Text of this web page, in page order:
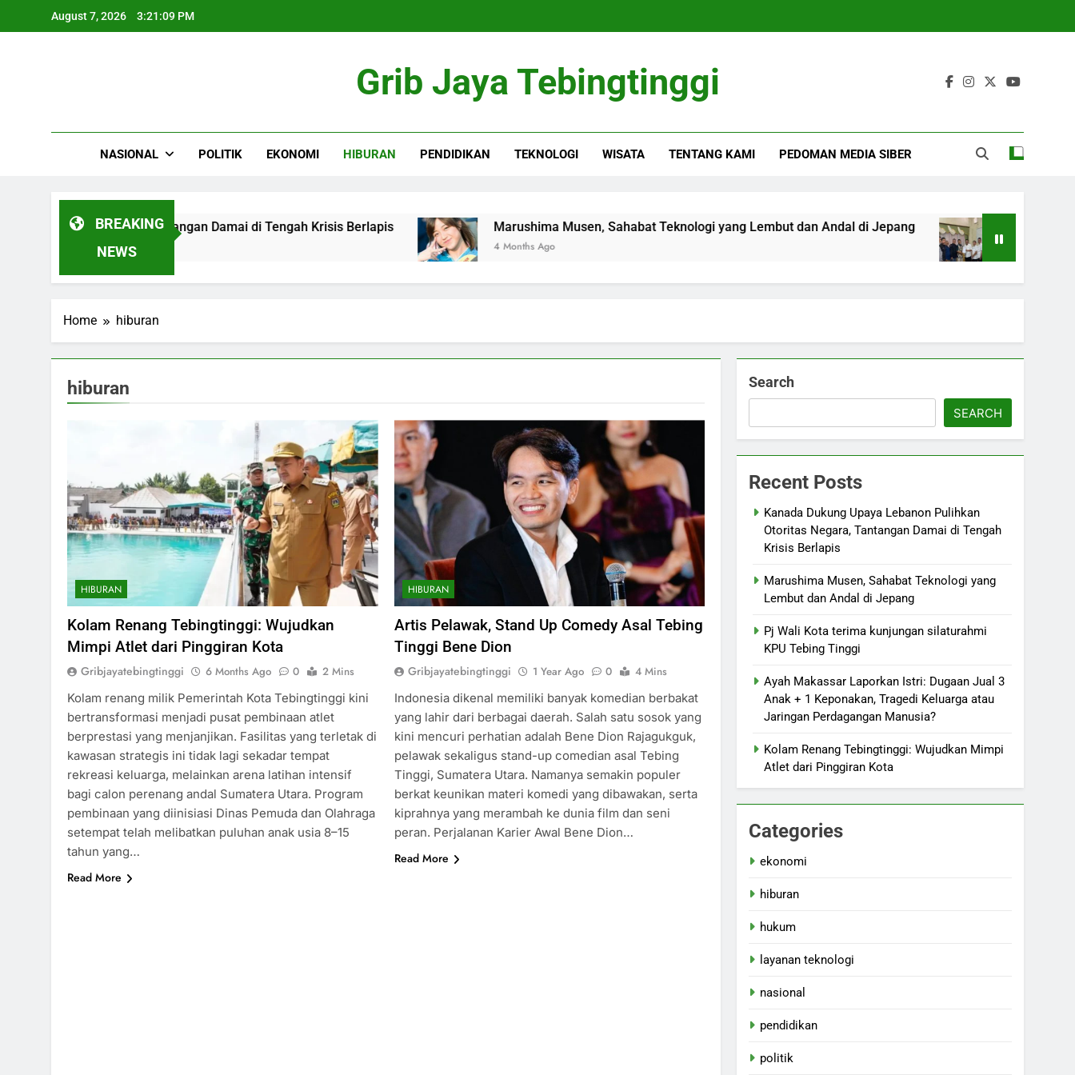
August 7, 2026 3:21:10 PM
Grib Jaya Tebingtinggi
NASIONAL POLITIK EKONOMI HIBURAN PENDIDIKAN TEKNOLOGI WISATA TENTANG KAMI PEDOMAN MEDIA SIBER
BREAKING
NEWS
Otoritas Negara, Tantangan Damai di Tengah Krisis Berlapis Marushima Musen, Sahabat Teknologi yang Lembut dan Andal di Jepang
4 Months Ago
Pj Wali Kota
4 Months Ago
Home hiburan
hiburan
HIBURAN
Kolam Renang Tebingtinggi: Wujudkan
Mimpi Atlet dari Pinggiran Kota
Gribjayatebingtinggi 6 Months Ago 0
2 Mins
Kolam renang milik Pemerintah Kota Tebingtinggi kini
bertransformasi menjadi pusat pembinaan atlet
berprestasi yang menjanjikan. Fasilitas yang terletak di
kawasan strategis ini tidak lagi sekadar tempat
rekreasi keluarga, melainkan arena latihan intensif
bagi calon perenang andal Sumatera Utara. Program
pembinaan yang diinisiasi Dinas Pemuda dan Olahraga
setempat telah melibatkan puluhan anak usia 8–15
tahun yang…
Read More
HIBURAN
Artis Pelawak, Stand Up Comedy Asal Tebing
Tinggi Bene Dion
Gribjayatebingtinggi 1 Year Ago 0
4 Mins
Indonesia dikenal memiliki banyak komedian berbakat
yang lahir dari berbagai daerah. Salah satu sosok yang
kini mencuri perhatian adalah Bene Dion Rajagukguk,
pelawak sekaligus stand-up comedian asal Tebing
Tinggi, Sumatera Utara. Namanya semakin populer
berkat keunikan materi komedi yang dibawakan, serta
kiprahnya yang merambah ke dunia film dan seni
peran. Perjalanan Karier Awal Bene Dion…
Read More
Search
SEARCH
Recent Posts
Kanada Dukung Upaya Lebanon Pulihkan
Otoritas Negara, Tantangan Damai di Tengah
Krisis Berlapis
Marushima Musen, Sahabat Teknologi yang
Lembut dan Andal di Jepang
Pj Wali Kota terima kunjungan silaturahmi
KPU Tebing Tinggi
Ayah Makassar Laporkan Istri: Dugaan Jual 3
Anak + 1 Keponakan, Tragedi Keluarga atau
Jaringan Perdagangan Manusia?
Kolam Renang Tebingtinggi: Wujudkan Mimpi
Atlet dari Pinggiran Kota
Categories
ekonomi
hiburan
hukum
layanan teknologi
nasional
pendidikan
politik